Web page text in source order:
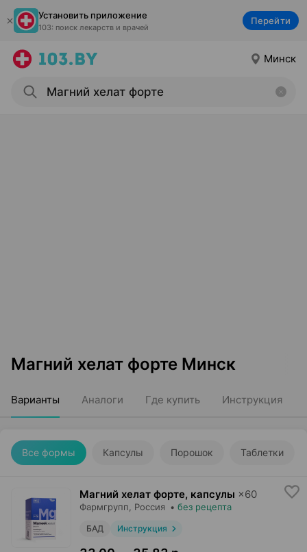
Установить приложение
103: поиск лекарств и врачей
Перейти
Минск
Магний хелат форте Минск
Варианты Аналоги Где купить Инструкция
Все формы Капсулы Порошок Таблетки
Магний хелат форте, капсулы ×60
Фармгрупп , Россия • без рецепта
БАД Инструкция